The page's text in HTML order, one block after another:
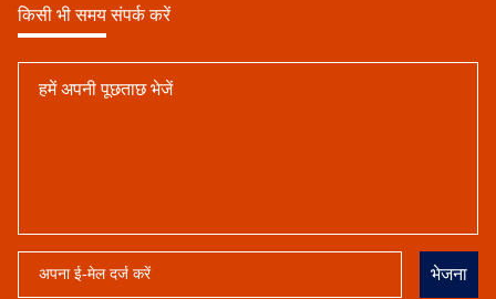
किसी भी समय संपर्क करें
भेजना